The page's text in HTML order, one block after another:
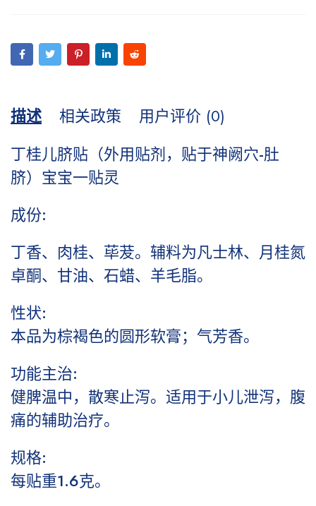
描述 相关政策
用户评价 (0)
丁桂儿脐贴（外用贴剂，贴于神阙穴-肚
脐）宝宝一贴灵
成份:
丁香、肉桂、荜茇。辅料为凡士林、月桂氮
卓酮、甘油、石蜡、羊毛脂。
性状:
本品为棕褐色的圆形软膏；气芳香。
功能主治:
健脾温中，散寒止泻。适用于小儿泄泻，腹
痛的辅助治疗。
规格:
每贴重1.6克。